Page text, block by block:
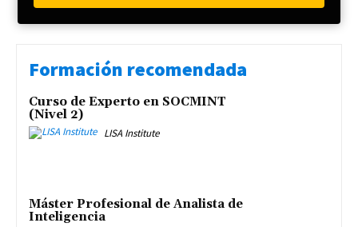
Formación recomendada
Curso de Experto en SOCMINT
(Nivel 2)
LISA Institute
Máster Profesional de Analista de
Inteligencia